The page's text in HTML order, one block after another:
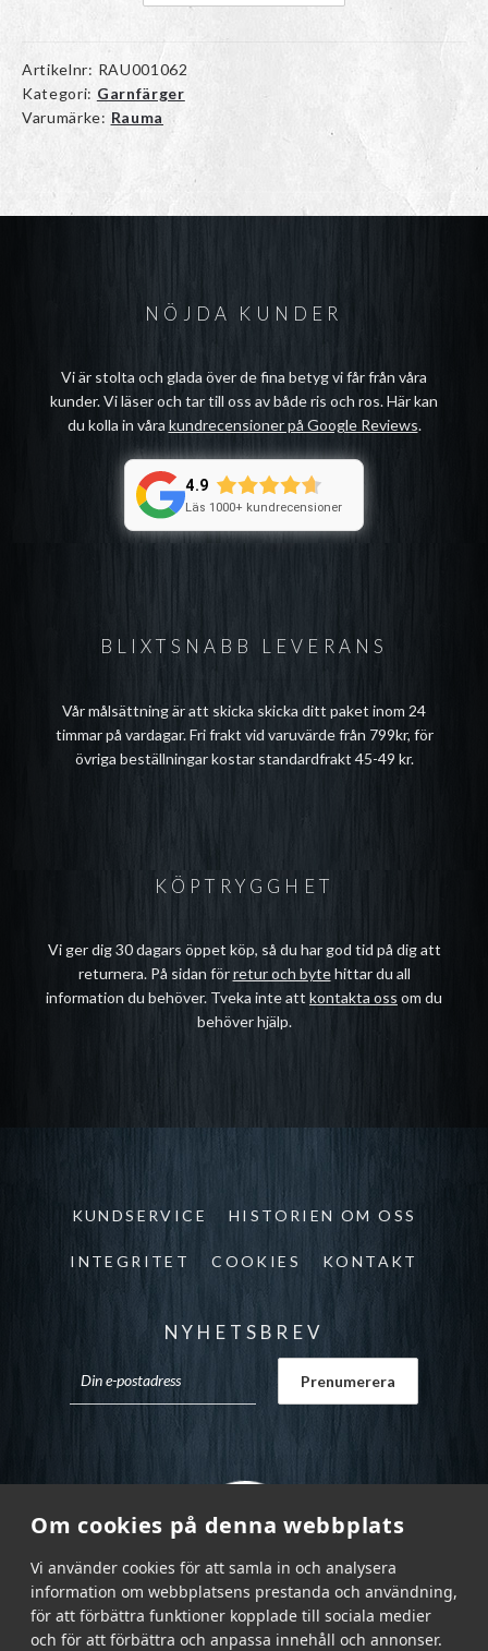
Om cookies på denna webbplats
Vi använder cookies för att samla in och analysera
information om webbplatsens prestanda och användning,
för att förbättra funktioner kopplade till sociala medier
och för att förbättra och anpassa innehåll och annonser.
Artikelnr: RAU001062
Kategori: Garnfärger
Varumärke: Rauma
BLIXTSNABB LEVERANS
Vår målsättning är att skicka skicka ditt paket inom 24
timmar på vardagar. Fri frakt vid varuvärde från 799kr, för
övriga beställningar kostar standardfrakt 45-49 kr.
NÖJDA KUNDER
Vi är stolta och glada över de fina betyg vi får från våra
kunder. Vi läser och tar till oss av både ris och ros. Här kan
du kolla in våra kundrecensioner på Google Reviews.
4.9
Läs 1000+ kundrecensioner
KÖPTRYGGHET
Vi ger dig 30 dagars öppet köp, så du har god tid på dig att
returnera. På sidan förretur och bytehittar du all
information du behöver. Tveka inte att kontakta oss om du
behöver hjälp.
KUNDSERVICE HISTORIEN OM OSS
INTEGRITET COOKIES KONTAKT
NYHETSBREV